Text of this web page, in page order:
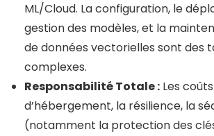
ML/Cloud. La configuration, le
gestion des modèles, et la
de données vectorielles sont des
complexes.
Responsabilité Totale : Les coûts
d’hébergement, la résilience, la
(notamment la protection des clés